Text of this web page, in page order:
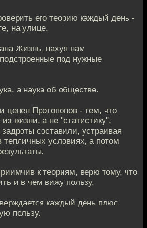
его теорию каждый день -
на улице.
Жизнь, нахуя нам
под нужные
а наука об обществе.
ценен Протопопов - тем, что
жизни, а не "статистику",
задроты составили, устраивая
тепличных условиях, а потом
к теориям, верю тому, что
и в чем вижу пользу.
каждый день плюс
пользу.